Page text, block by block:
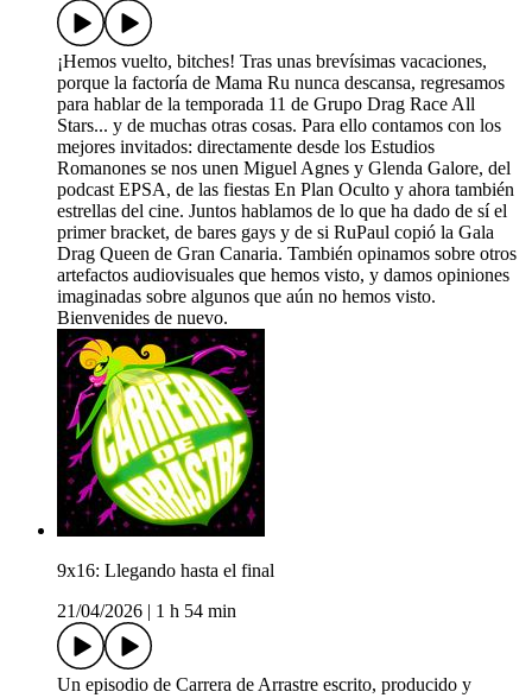
¡Hemos vuelto, bitches! Tras unas brevísimas vacaciones,
porque la factoría de Mama Ru nunca descansa, regresamos
para hablar de la temporada 11 de Grupo Drag Race All
Stars... y de muchas otras cosas. Para ello contamos con los
mejores invitados: directamente desde los Estudios
Romanones se nos unen Miguel Agnes y Glenda Galore, del
podcast EPSA, de las fiestas En Plan Oculto y ahora también
estrellas del cine. Juntos hablamos de lo que ha dado de sí el
primer bracket, de bares gays y de si RuPaul copió la Gala
Drag Queen de Gran Canaria. También opinamos sobre otros
artefactos audiovisuales que hemos visto, y damos opiniones
imaginadas sobre algunos que aún no hemos visto.
Bienvenides de nuevo.
9x16: Llegando hasta el final
21/04/2026
1 h 54 min
Un episodio de Carrera de Arrastre escrito, producido y